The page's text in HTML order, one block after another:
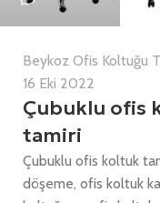
Beykoz Ofis Koltuğu
16 Eki 2022
Çubuklu ofis
tamiri
Çubuklu ofis koltuk
döşeme, ofis koltuk